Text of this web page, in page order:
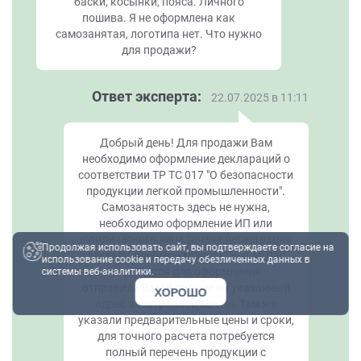
пошива. Я не оформлена как
самозанятая, логотипа нет. Что нужно
для продажи?
Ответ эксперта: 22.07.2025 в 11:11
Добрый день! Для продажи Вам
необходимо оформление деклараций о
соответствии ТР ТС 017 "О безопасности
продукции легкой промышленности".
Самозанятость здесь не нужна,
необходимо оформление ИП или
декларации невозможна). Что от Вас
потребуется для оформления -
отправили Вам в письме на указанный
адрес электронной почты. Там же
указали предварительные цены и сроки,
для точного расчета потребуется
полный перечень продукции с
Продолжая использовать сайт, вы подтверждаете согласие на
использование cookie и передачу обезличенных данных в
системы веб-аналитики.
ХОРОШО